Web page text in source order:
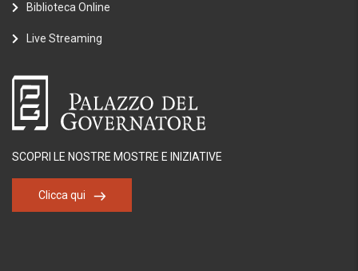
Biblioteca Online
Live Streaming
SCOPRI LE NOSTRE MOSTRE E INIZIATIVE
Clicca qui